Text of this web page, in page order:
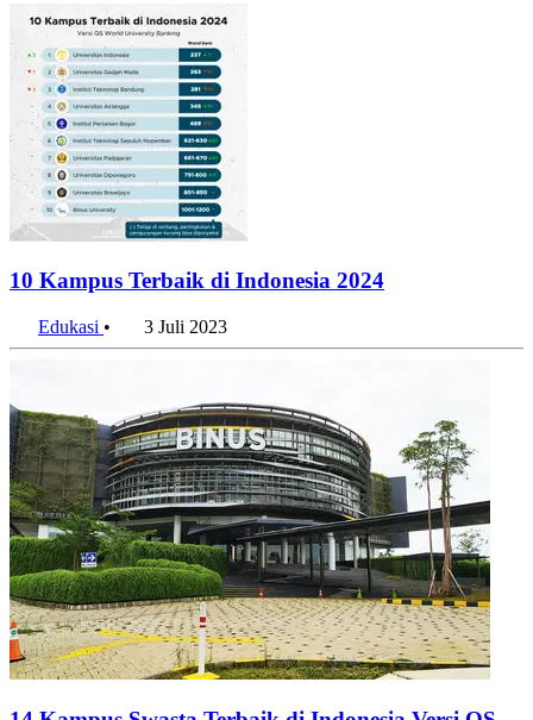
10 Kampus Terbaik di Indonesia 2024
Edukasi • 3 Juli 2023